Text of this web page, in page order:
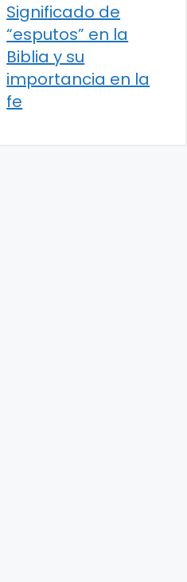
Significado de
“esputos” en la
Biblia y su
importancia en la
fe